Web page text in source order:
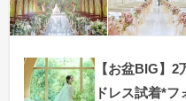
【お盆BIG】
ドレス試着*フ